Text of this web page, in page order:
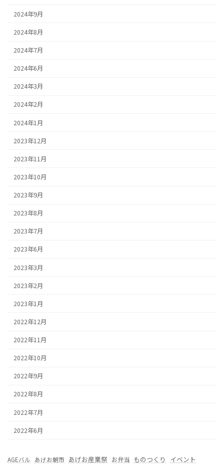
2024年9月
2024年8月
2024年7月
2024年6月
2024年3月
2024年2月
2024年1月
2023年12月
2023年11月
2023年10月
2023年9月
2023年8月
2023年7月
2023年6月
2023年3月
2023年2月
2023年1月
2022年12月
2022年11月
2022年10月
2022年9月
2022年8月
2022年7月
2022年6月
AGEバル あげお朝市 あげお産業祭 お弁当 ものつくり イベント